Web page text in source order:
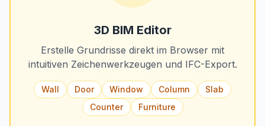
3D BIM Editor
Erstelle Grundrisse direkt im Browser mit
intuitiven Zeichenwerkzeugen und IFC-Export.
Wall Door Window Column
Slab
Counter
Furniture